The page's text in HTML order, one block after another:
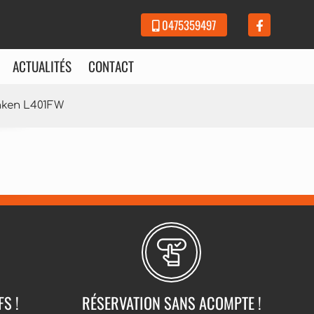
0475359497
ACTUALITÉS CONTACT
L401FW
! RÉSERVATION SANS ACOMPTE !